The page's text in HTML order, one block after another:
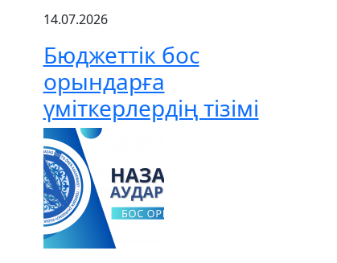
14.07.2026
Бюджеттік бос
орындарға
үміткерлердің тізімі